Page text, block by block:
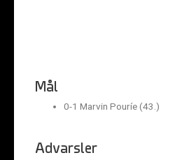
Mål
0-1 Marvin Pouríe (43.)
Advarsler